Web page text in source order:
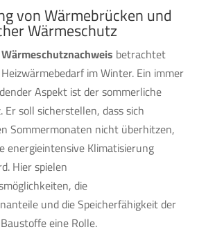
von Wärmebrücken und
Wärmeschutz
Wärmeschutznachweis betrachtet
im Winter. Ein immer
Aspekt ist der sommerliche
soll sicherstellen, dass sich
Sommermonaten nicht überhitzen,
energieintensive Klimatisierung
Hier spielen
die
und die Speicherfähigkeit der
eine Rolle.